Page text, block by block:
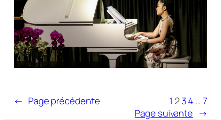
← Page précédente 1 2 34 …7
Page suivante →